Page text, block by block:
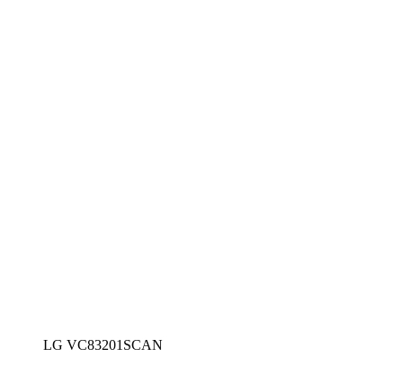
LG VC83201SCAN